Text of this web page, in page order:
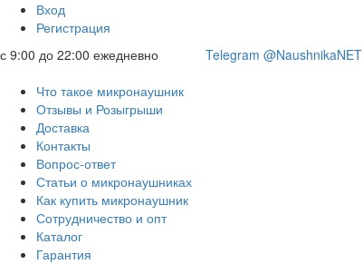
Вход
Регистрация
с 9:00 до 22:00 ежедневно
Telegram @NaushnikaNET
Что такое микронаушник
Отзывы и Розыгрыши
Доставка
Контакты
Вопрос-ответ
Статьи о микронаушниках
Как купить микронаушник
Сотрудничество и опт
Каталог
Гарантия